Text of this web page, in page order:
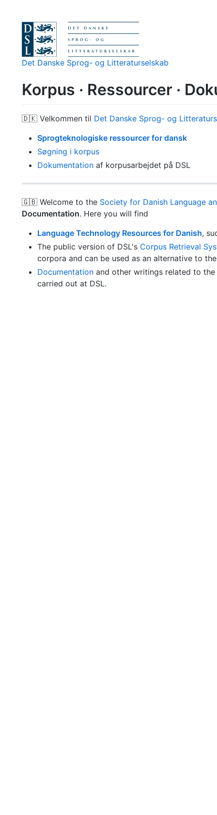
Det Danske Sprog- og Litteraturselskab
Korpus · Ressourcer ·
🇩🇰 Velkommen til Det Danske Sprog- og
Sprogteknologiske ressourcer for dansk
Søgning i korpus
Dokumentation af korpusarbejdet på DSL
🇬🇧 Welcome to the Society for Danish Language
Documentation. Here you will find
Language Technology Resources for Danish,
The public version of DSL's Corpus Retrieval
corpora and can be used as an alternative to
Documentation and other writings related to
carried out at DSL.